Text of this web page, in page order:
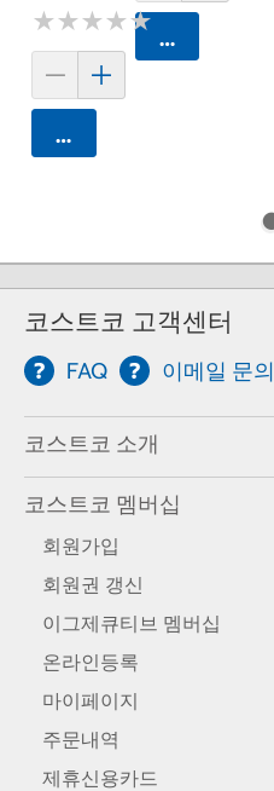
★★★★★
★★★★★
카트에 담기
카트에 담기
코스트코 고객센터
FAQ 이메일 문의
코스트코 소개
코스트코 멤버십
회원가입
회원권 갱신
이그제큐티브 멤버십
온라인등록
마이페이지
주문내역
제휴신용카드